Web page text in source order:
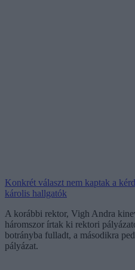
Konkrét választ nem kaptak a
károlis hallgatók
A korábbi rektor, Vigh Andra
háromszor írtak ki rektori
botrányba fulladt, a másodikra
pályázat.